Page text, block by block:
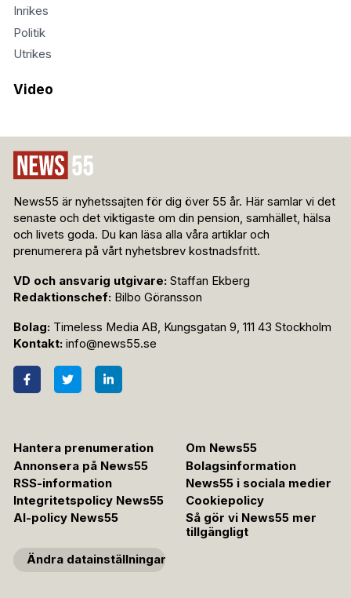
Inrikes
Politik
Utrikes
Video
News55 är nyhetssajten för dig över 55 år. Här samlar vi det
senaste och det viktigaste om din pension, samhället, hälsa
och livets goda. Du kan läsa alla våra artiklar och
prenumerera på vårt nyhetsbrev kostnadsfritt.
VD och ansvarig utgivare: Staffan Ekberg
Redaktionschef: Bilbo Göransson
Bolag: Timeless Media AB, Kungsgatan 9, 111 43 Stockholm
Kontakt: info@news55.se
Hantera prenumeration
Om News55
Annonsera på News55
Bolagsinformation
RSS-information
News55 i sociala medier
Integritetspolicy News55
Cookiepolicy
AI-policy News55
Så gör vi News55 mer
tillgängligt
Ändra datainställningar